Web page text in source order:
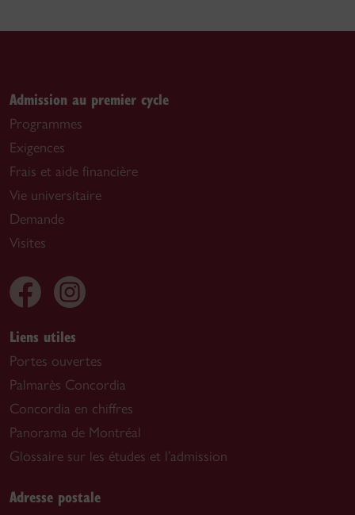
Admission au premier cycle
Programmes
Exigences
Frais et aide financière
Vie universitaire
Demande
Visites
Liens utiles
Portes ouvertes
Palmarès Concordia
Concordia en chiffres
Panorama de Montréal
Glossaire sur les études et l’admission
Adresse postale